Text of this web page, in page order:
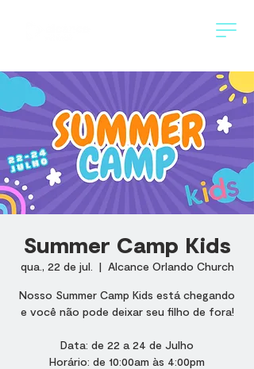
Summer Camp Kids
qua., 22 de jul.
  |
Alcance Orlando Church
Nosso Summer Camp Kids está chegando
e você não pode deixar seu filho de fora!
Data: de 22 a 24 de Julho
Horário: de 10:00am às 4:00pm